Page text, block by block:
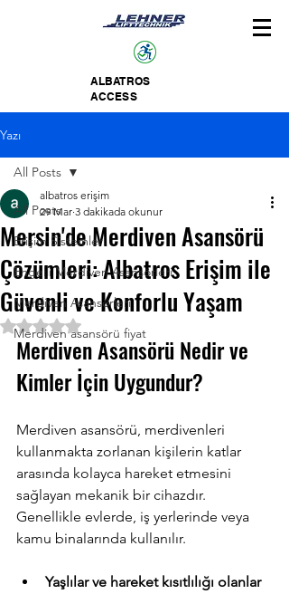
ALBATROS
ACCESS
Yazı
All Posts
Erişim Sistemleri
Engelli Merdiven Asansörleri
Merdiven Asansörleri
Merdiven asansörü fiyat
All Posts
Mersin'de Merdiven Asansörü
Çözümleri: Albatros Erişim ile
Güvenli ve Konforlu Yaşam
albatros erişim
29 Mar 3 dakikada okunur
5 üzerinden NaN yıldız
Merdiven Asansörü Nedir ve
Kimler İçin Uygundur?
Merdiven asansörü, merdivenleri
kullanmakta zorlanan kişilerin katlar
arasında kolayca hareket etmesini
sağlayan mekanik bir cihazdır.
Genellikle evlerde, iş yerlerinde veya
kamu binalarında kullanılır.
Yaşlılar ve hareket kısıtlılığı olanlar